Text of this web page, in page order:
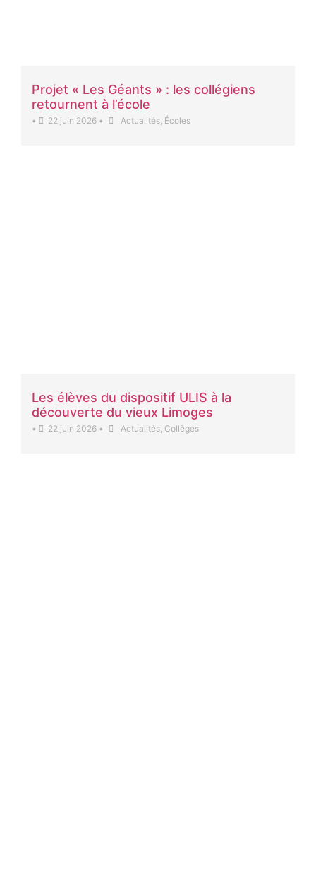
Projet « Les Géants » : les collégiens
retournent à l’école
• 22 juin 2026 • Actualités Écoles
Les élèves du dispositif ULIS à la
découverte du vieux Limoges
• 22 juin 2026 • Actualités Collèges